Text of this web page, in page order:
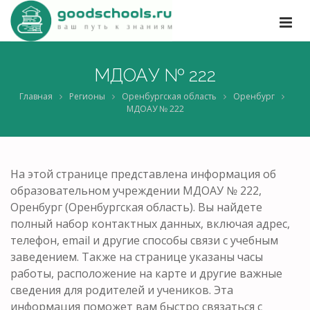
МДОАУ № 222
Главная Регионы Оренбургская область
Оренбург
МДОАУ № 222
На этой странице представлена информация об
образовательном учреждении МДОАУ № 222,
Оренбург (Оренбургская область). Вы найдете
полный набор контактных данных, включая адрес,
телефон, email и другие способы связи с учебным
заведением. Также на странице указаны часы
работы, расположение на карте и другие важные
сведения для родителей и учеников. Эта
информация поможет вам быстро связаться с